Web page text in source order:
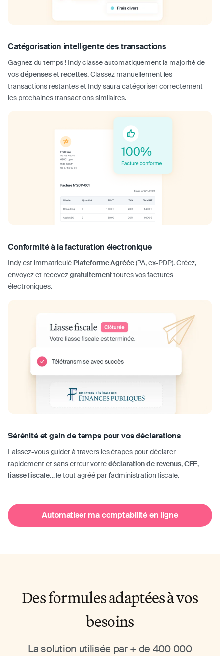
Catégorisation intelligente des transactions
Gagnez du temps ! Indy classe automatiquement la majorité de
vosdépenseset recettes. Classez manuellement les
transactions restantes et Indy saura catégoriser correctement
les prochaines transactions similaires.
Conformité à la facturation électronique
Indy est immatriculé Plateforme Agréée(PA, ex-PDP). Créez,
envoyez et recevezgratuitementtoutes vos factures
électroniques.
Sérénité et gain de temps pour vos déclarations
Laissez-vous guider à travers les étapes pour déclarer
rapidement et sans erreur votredéclaration de revenus,CFE,
liasse fiscale… le tout agréé par l’administration fiscale.
Automatiser ma comptabilité en ligne
Des formules adaptées à vos
besoins
La solution utilisée par + de 400 000